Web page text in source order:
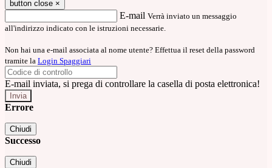
button close ×
E-mail Verrà inviato un messaggio
all'indirizzo indicato con le istruzioni necessarie.
Non hai una e-mail associata al nome utente? Effettua il reset della password
tramite la Login Spaggiari
E-mail inviata, si prega di controllare la casella di posta elettronica!
Errore
Chiudi
Successo
Chiudi